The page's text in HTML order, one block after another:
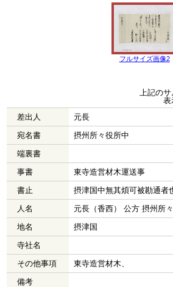
フルサイズ画像2
上記の
表
差出人
元長
宛名書
摂州所々役所中
端裏書
事書
東寺造営材木運送事
書止
摂津国中無其煩可被勘通者
人名
元長（香西） 公方 摂州所
地名
摂津国
寺社名
その他事項
東寺造営材木、
備考